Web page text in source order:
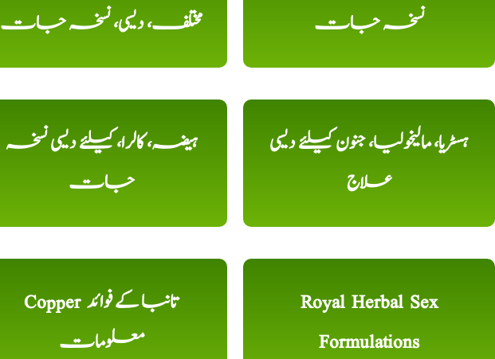
مختلف، دیسی، نسخہ جات
نسخہ جات
ہیضہ، کالرا، کیلئے دیسی نسخہ
جات
ہسٹریا، مالیخولیا، جنون کیلئے دیسی
علاج
Copper تانبا کے فوائد
معلومات
Royal Herbal Sex
Formulations